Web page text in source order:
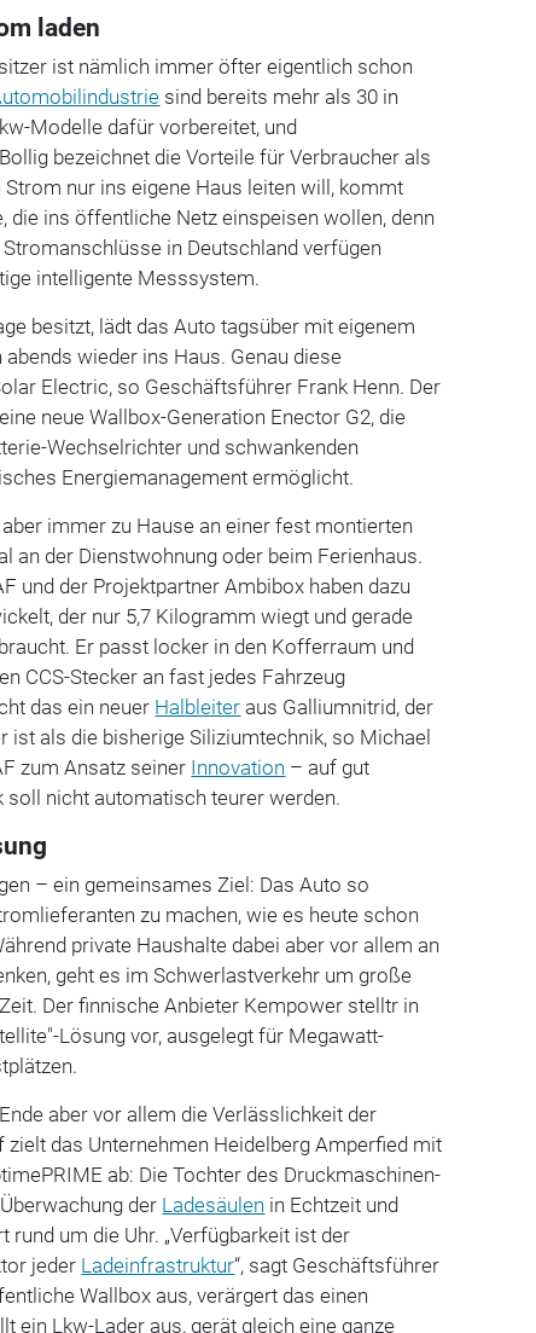
laden
ist nämlich immer öfter eigentlich schon
sind bereits mehr als 30 in
Modelle dafür vorbereitet, und
bezeichnet die Vorteile für Verbraucher als
Strom nur ins eigene Haus leiten will, kommt
die ins öffentliche Netz einspeisen wollen, denn
in Deutschland verfügen
intelligente Messsystem.
besitzt, lädt das Auto tagsüber mit eigenem
wieder ins Haus. Genau diese
Electric, so Geschäftsführer Frank Henn. Der
neue Wallbox-Generation Enector G2, die
Wechselrichter und schwankenden
Energiemanagement ermöglicht.
immer zu Hause an einer fest montierten
an der Dienstwohnung oder beim Ferienhaus.
und der Projektpartner Ambibox haben dazu
der nur 5,7 Kilogramm wiegt und gerade
Er passt locker in den Kofferraum und
CCS-Stecker an fast jedes Fahrzeug
das ein neuer Halbleiter aus Galliumnitrid, der
ist als die bisherige Siliziumtechnik, so Michael
zum Ansatz seiner Innovation – auf gut
soll nicht automatisch teurer werden.
– ein gemeinsames Ziel: Das Auto so
zu machen, wie es heute schon
private Haushalte dabei aber vor allem an
geht es im Schwerlastverkehr um große
Der finnische Anbieter Kempower stelltr in
Lösung vor, ausgelegt für Megawatt-
aber vor allem die Verlässlichkeit der
zielt das Unternehmen Heidelberg Amperfied mit
ab: Die Tochter des Druckmaschinen-
der Ladesäulen in Echtzeit und
rund um die Uhr. „Verfügbarkeit ist der
jeder Ladeinfrastruktur“, sagt Geschäftsführer
Wallbox aus, verärgert das einen
ein Lkw-Lader aus, gerät gleich eine ganze